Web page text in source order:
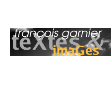
François Garnier